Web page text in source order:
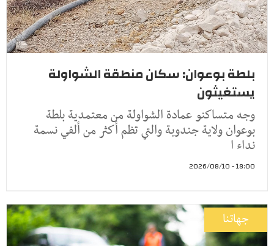
بلطة بوعوان: سكان منطقة الشواولة
يستغيثون
وجه متساكنو عمادة الشواولة من معتمدية بلطة
بوعوان ولاية جندوبة والتي تظم أكثر من ألفي نسمة
نداء ا
18:00 - 2026/08/10
جهاتنا